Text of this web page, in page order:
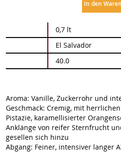
In den
Informationen
0,7 lt
El Salvador
40.0
Aroma: Vanille, Zuckerrohr und
Geschmack: Cremig, mit
Pistazie, karamellisierter
Anklänge von reifer Sternfrucht
gesellen sich hinzu
Abgang: Feiner, intensiver langer